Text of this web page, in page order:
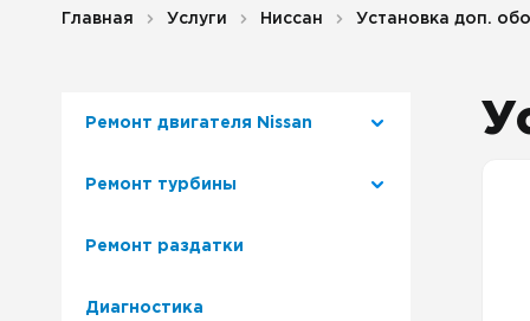
Ремонт Мазда
Ремонт Хендай
Главная Услуги Ниссан Установка доп.
Ремонт двигателя Nissan
Ремонт турбины
Ремонт раздатки
Диагностика